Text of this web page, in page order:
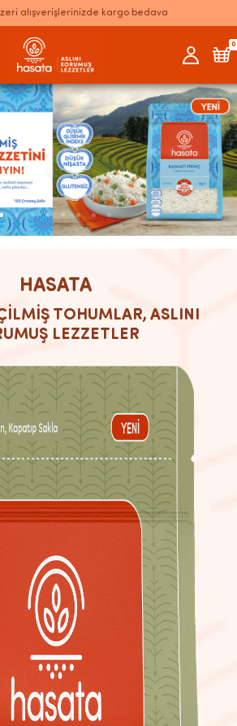
alışverişlerinizde kargo bedava
0
HASATA
TOHUMLAR, ASLINI
LEZZETLER